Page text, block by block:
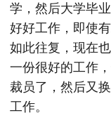
学，然后大学毕
好好工作，即使
如此往复，现在
一份很好的工作
裁员了，然后又
工作。